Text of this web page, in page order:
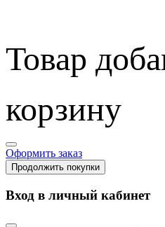
Товар
корзину
Оформить заказ
Продолжить покупки
Вход в личный кабинет